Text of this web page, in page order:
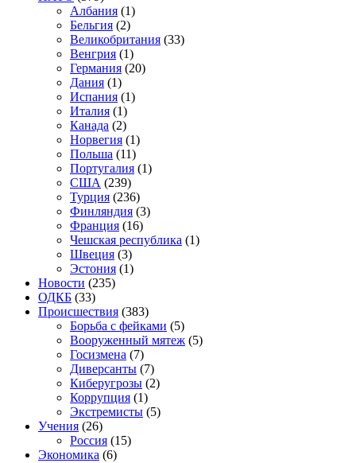
Албания (1)
Бельгия (2)
Великобритания (33)
Венгрия (1)
Германия (20)
Дания (1)
Испания (1)
Италия (1)
Канада (2)
Норвегия (1)
Польша (11)
Португалия (1)
США (239)
Турция (236)
Финляндия (3)
Франция (16)
Чешская республика (1)
Швеция (3)
Эстония (1)
Новости (235)
ОДКБ (33)
Происшествия (383)
Борьба с фейками (5)
Вооруженный мятеж (5)
Госизмена (7)
Диверсанты (7)
Киберугрозы (2)
Коррупция (1)
Экстремисты (5)
Учения (26)
Россия (15)
Экономика (6)